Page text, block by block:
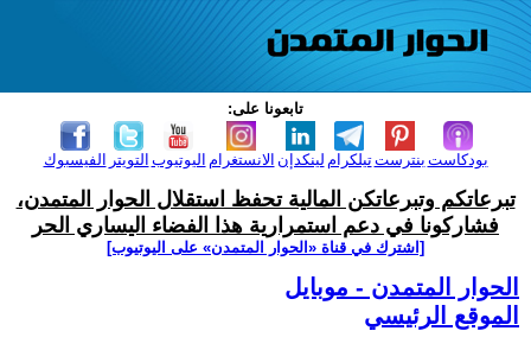
تابعونا على:
الفيسبوك التويتر اليوتيوب الانستغرام لينكدإن تيلكرامبنترست بودكاست
تبرعاتكم وتبرعاتكن المالية تحفظ استقلال الحوار المتمدن،
فشاركونا في دعم استمرارية هذا الفضاء اليساري الحر
[اشترك في قناة ‫«الحوار المتمدن» على اليوتيوب]
الحوار المتمدن - موبايل
الموقع الرئيسي